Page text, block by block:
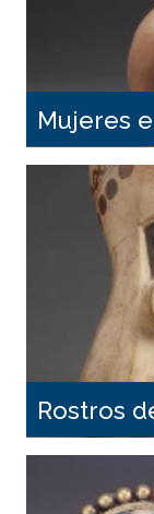
Mujeres
Rostros